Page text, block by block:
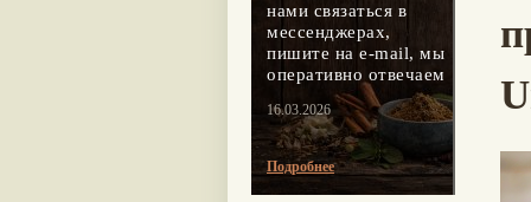
нами связаться в
мессенджерах,
пишите на e-mail, мы
оперативно отвечаем
16.03.2026
Подробнее